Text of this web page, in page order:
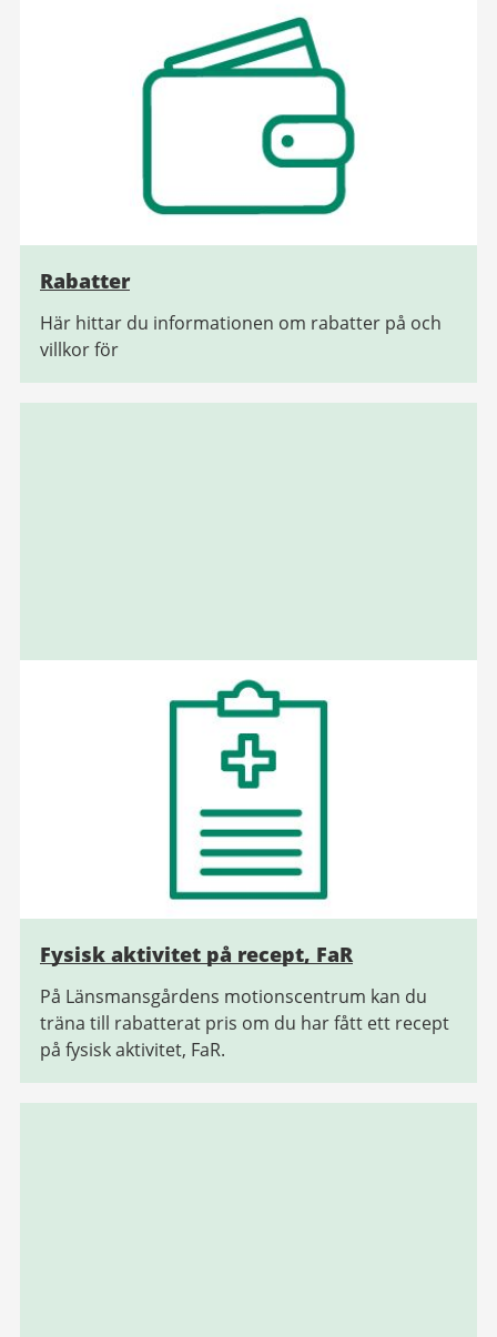
Rabatter
Här hittar du informationen om rabatter på och
villkor för
Fysisk aktivitet på recept, FaR
På Länsmansgårdens motionscentrum kan du
träna till rabatterat pris om du har fått ett recept
på fysisk aktivitet, FaR.